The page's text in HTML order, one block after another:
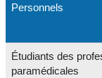
Personnels
Étudiants des
paramédicales